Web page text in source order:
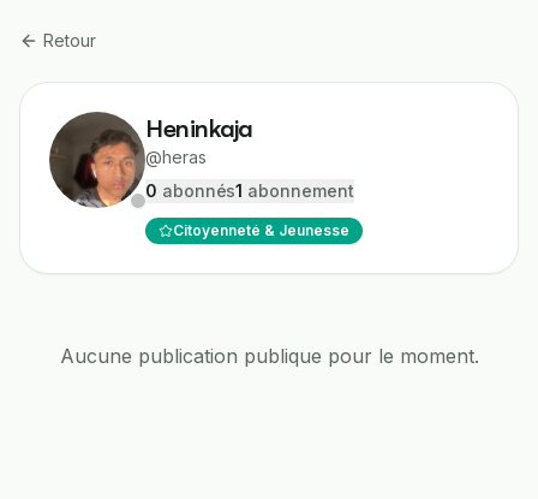
Retour
Heninkaja
@heras
0 abonnés1 abonnement
Citoyenneté & Jeunesse
Aucune publication publique pour le moment.